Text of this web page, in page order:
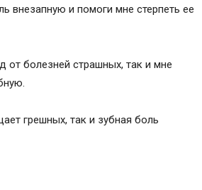
внезапную и помоги мне стерпеть ее
от болезней страшных, так и мне
грешных, так и зубная боль